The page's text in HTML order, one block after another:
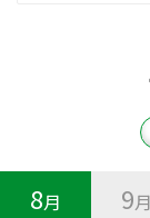
8月 9月